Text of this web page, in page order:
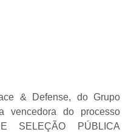
& Defense, do Grupo
vencedora do processo
SELEÇÃO PÚBLICA